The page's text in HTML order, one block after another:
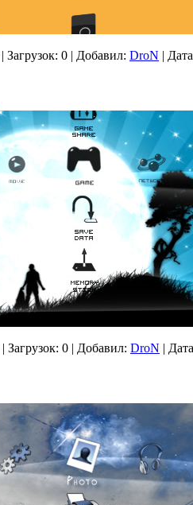
| Загрузок: 0 | Добавил: DroN |
| Загрузок: 0 | Добавил: DroN |